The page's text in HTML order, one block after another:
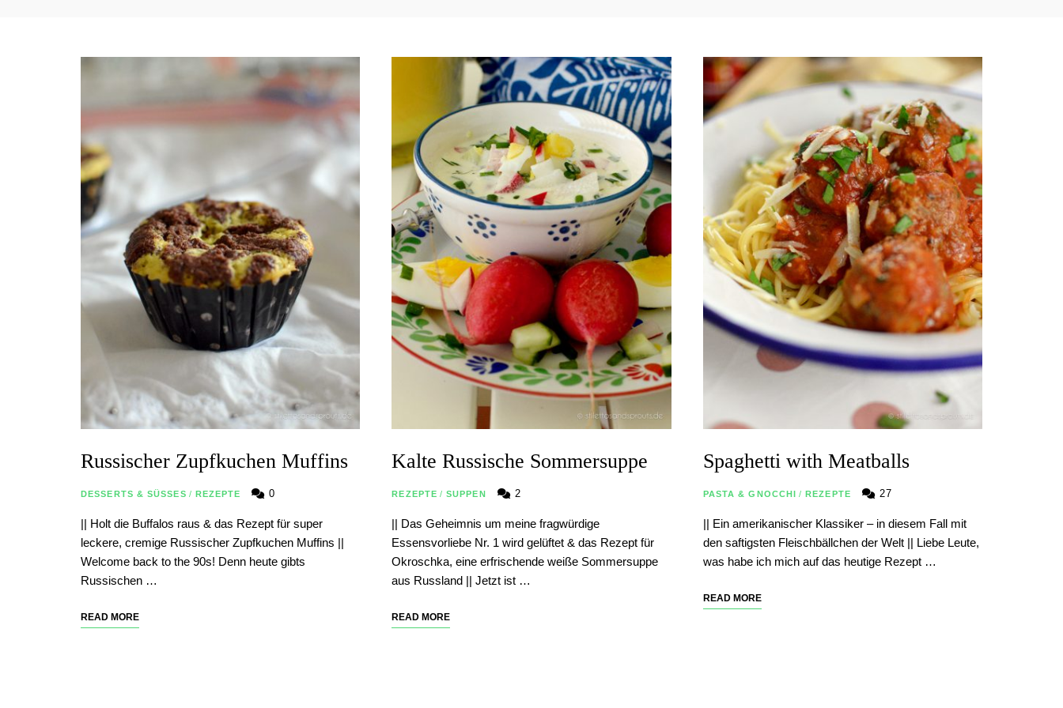
Russischer Zupfkuchen Muffins
DESSERTS & SÜSSES / REZEPTE 0
|| Holt die Buffalos raus & das Rezept für super
leckere, cremige Russischer Zupfkuchen Muffins ||
Welcome back to the 90s! Denn heute gibts
Russischen …
READ MORE
Kalte Russische Sommersuppe
REZEPTE / SUPPEN 2
|| Das Geheimnis um meine fragwürdige
Essensvorliebe Nr. 1 wird gelüftet & das Rezept für
Okroschka, eine erfrischende weiße Sommersuppe
aus Russland || Jetzt ist …
READ MORE
Spaghetti with Meatballs
PASTA & GNOCCHI / REZEPTE 27
|| Ein amerikanischer Klassiker – in diesem Fall mit
den saftigsten Fleischbällchen der Welt || Liebe Leute,
was habe ich mich auf das heutige Rezept …
READ MORE